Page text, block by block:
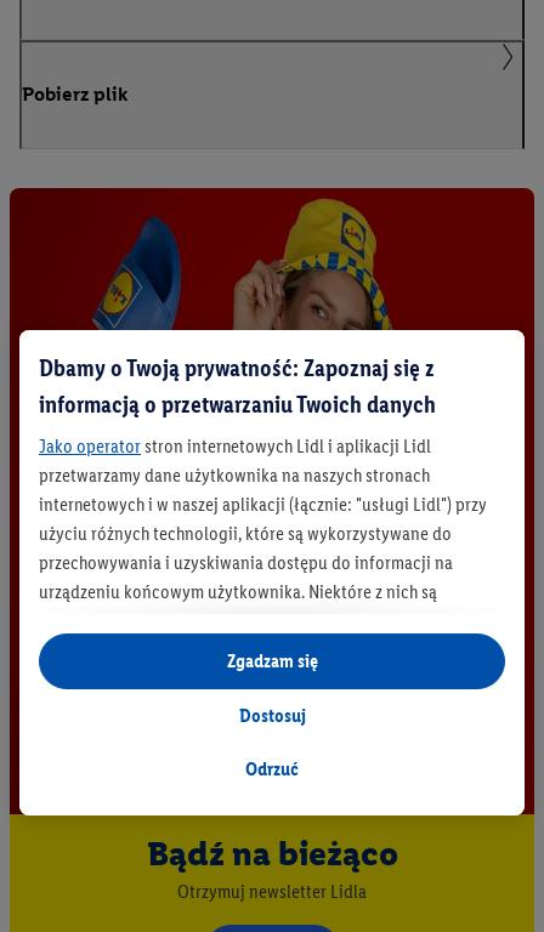
Pobierz plik
Bądź na bieżąco
Otrzymuj newsletter Lidla
Dbamy o Twoją prywatność: Zapoznaj się z
informacją o przetwarzaniu Twoich danych
Jako operatorstron internetowych Lidl i aplikacji Lidl
przetwarzamy dane użytkownika na naszych stronach
internetowych i w naszej aplikacji (łącznie: "usługi Lidl") przy
użyciu różnych technologii, które są wykorzystywane do
przechowywania i uzyskiwania dostępu do informacji na
urządzeniu końcowym użytkownika. Niektóre z nich są
są za zgodą użytkownika - również przez partnerów (
jako odrębnych
administratorów lub współadministratorów
danych osobowych; w związku z IAB TCF łącznie
generowania statystyk lub prezentowania
odbywa się w celu kontrolowania naszych własnych reklam i
umożliwienia podmiotom trzecim wyświetlania treści
Odrzuć
Dostosuj
Zgadzam się